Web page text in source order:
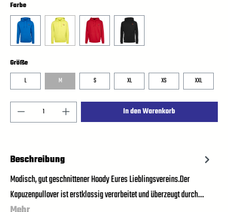
Farbe
Größe
L
M S XL XS XXL
In den Warenkorb
Beschreibung
Modisch, gut geschnittener Hoody Eures Lieblingsvereins.Der
Kapuzenpullover ist erstklassig verarbeitet und überzeugt durch…